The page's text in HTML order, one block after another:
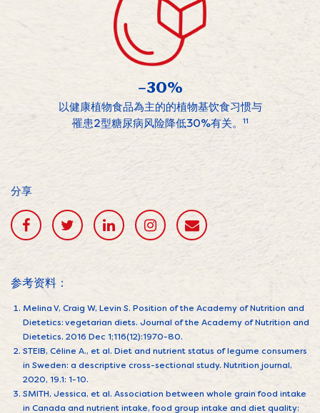
-30%
以健康植物食品為主的的植物基饮食习惯与
罹患2型糖尿病风险降低30%有关。
11
分享
参考资料：
Melina V, Craig W, Levin S. Position of the Academy of Nutrition and
Dietetics: vegetarian diets. Journal of the Academy of Nutrition and
Dietetics. 2016 Dec 1;116(12):1970-80.
STEIB, Céline A., et al. Diet and nutrient status of legume consumers
in Sweden: a descriptive cross-sectional study. Nutrition journal,
2020, 19.1: 1-10.
SMITH, Jessica, et al. Association between whole grain food intake
in Canada and nutrient intake, food group intake and diet quality: